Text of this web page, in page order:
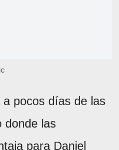
a pocos días de las
donde las
para Daniel